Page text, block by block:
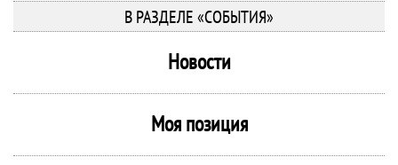
В РАЗДЕЛЕ «СОБЫТИЯ»
Новости
Моя позиция